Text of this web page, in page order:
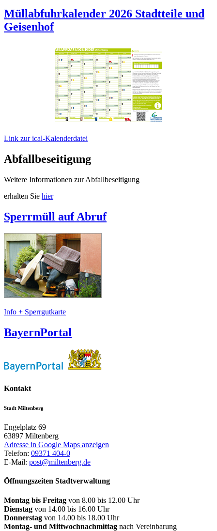
Müllabfuhrkalender 2026 Stadtteile und
Geisenhof
Link zur ical-Kalenderdatei
Abfallbeseitigung
Weitere Informationen zur Abfallbeseitigung
erhalten Sie hier
Sperrmüll auf Abruf
Info + Sperrgutkarte
BayernPortal
Kontakt
Stadt Miltenberg
Engelplatz 69
63897 Miltenberg
Adresse in Google Maps anzeigen
Telefon: 09371 404-0
E-Mail: post@miltenberg.de
Öffnungszeiten Stadtverwaltung
Montag bis Freitag von 8.00 bis 12.00 Uhr
Dienstag von 14.00 bis 16.00 Uhr
Donnerstag von 14.00 bis 18.00 Uhr
Montag- und Mittwochnachmittag nach Vereinbarung